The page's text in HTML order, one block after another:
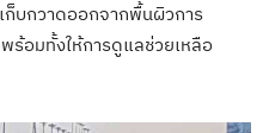
ก็บกวาดออกจากพื้นผิวการ
ร้อมทั้งให้การดูแลช่วยเหลือ